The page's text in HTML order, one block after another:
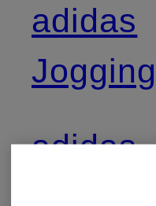
adidas
adidas